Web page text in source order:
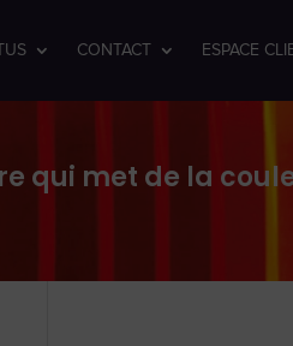
CONTACT ESPACE
qui met de la